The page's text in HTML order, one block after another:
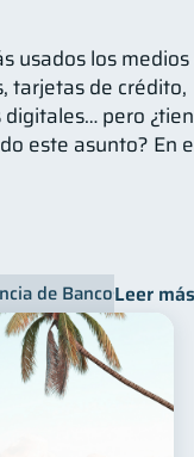
usados los
tarjetas de crédito,
pero
este asunto? En
de BancosLeer más